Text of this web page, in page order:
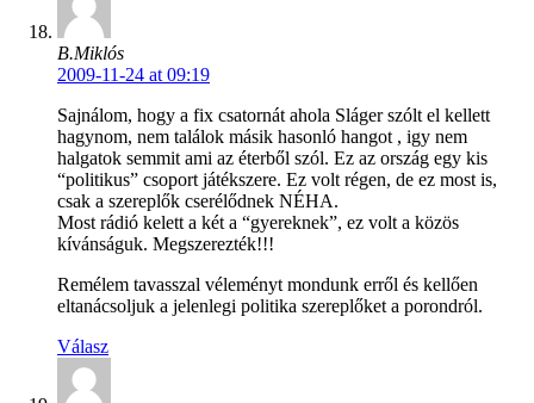
B.Miklós
2009-11-24 at 09:19
Sajnálom, hogy a fix csatornát ahola Sláger szólt el kellett
hagynom, nem találok másik hasonló hangot , igy nem
halgatok semmit ami az éterből szól. Ez az ország egy kis
“politikus” csoport játékszere. Ez volt régen, de ez most is,
csak a szereplők cserélődnek NÉHA.
Most rádió kelett a két a “gyereknek”, ez volt a közös
kívánságuk. Megszerezték!!!
Remélem tavasszal véleményt mondunk erről és kellően
eltanácsoljuk a jelenlegi politika szereplőket a porondról.
Válasz